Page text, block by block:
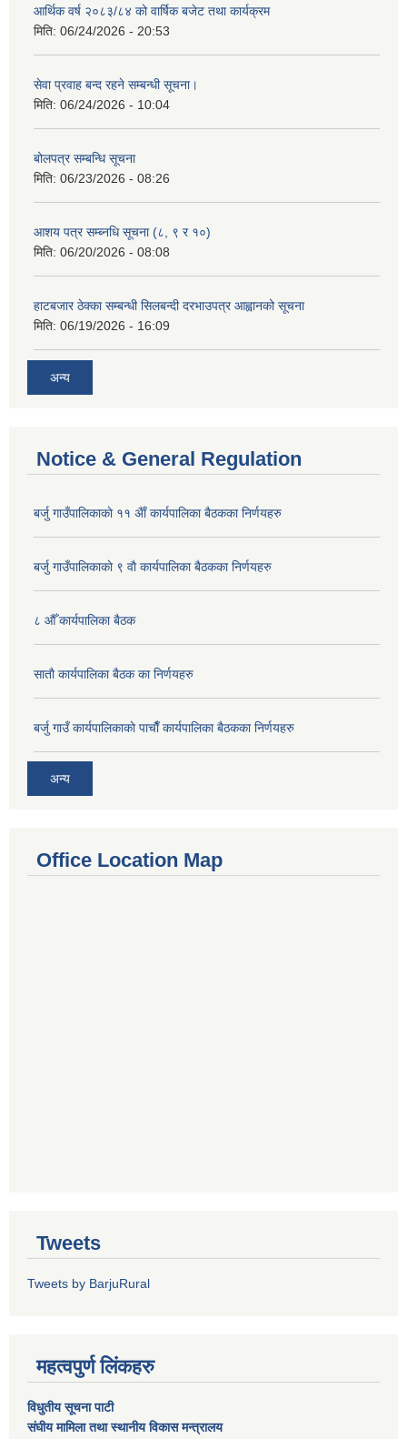
आर्थिक वर्ष २०८३/८४ को वार्षिक बजेट तथा कार्यक्रम
मिति: 06/24/2026 - 20:53
सेवा प्रवाह बन्द रहने सम्बन्धी सूचना।
मिति: 06/24/2026 - 10:04
बोलपत्र सम्बन्धि सूचना
मिति: 06/23/2026 - 08:26
आशय पत्र सम्ब्नधि सूचना (८, ९ र १०)
मिति: 06/20/2026 - 08:08
हाटबजार ठेक्का सम्बन्धी सिलबन्दी दरभाउपत्र आह्वानको सूचना
मिति: 06/19/2026 - 16:09
अन्य
Notice & General Regulation
बर्जु गाउँपालिकाकाे ११ अैाँ कार्यपालिका बैठकका निर्णयहरु
बर्जु गाउँपालिकाकाे ९ वाै‌ कार्यपालिका बैठकका निर्णयहरु
८ औँ कार्यपालिका बैठक
साताै‌ कार्यपालिका बैठक का निर्णयहरु
बर्जु गाउँ कार्यपालिकाकाे पाचाै‌ँ कार्यपालिका बैठकका निर्णयहरु
अन्य
Office Location Map
Tweets
Tweets by BarjuRural
महत्वपुर्ण लिंकहरु
विधुतीय सूचना पाटी
संघीय मामिला तथा स्थानीय विकास मन्त्रालय